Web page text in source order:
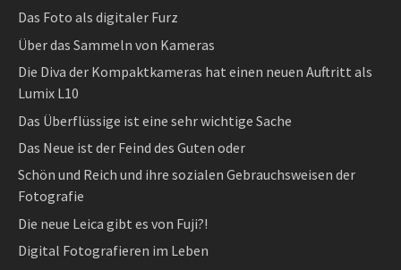
Das Foto als digitaler Furz
Über das Sammeln von Kameras
Die Diva der Kompaktkameras hat einen neuen Auftritt als
Lumix L10
Das Überflüssige ist eine sehr wichtige Sache
Das Neue ist der Feind des Guten oder
Schön und Reich und ihre sozialen Gebrauchsweisen der
Fotografie
Die neue Leica gibt es von Fuji?!
Digital Fotografieren im Leben